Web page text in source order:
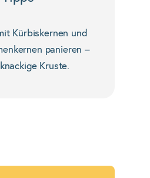
Kürbiskernen und
panieren –
Kruste.